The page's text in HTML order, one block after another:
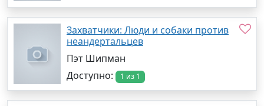
Захватчики: Люди и собаки против
неандертальцев
Пэт Шипман
Доступно:
1 из 1